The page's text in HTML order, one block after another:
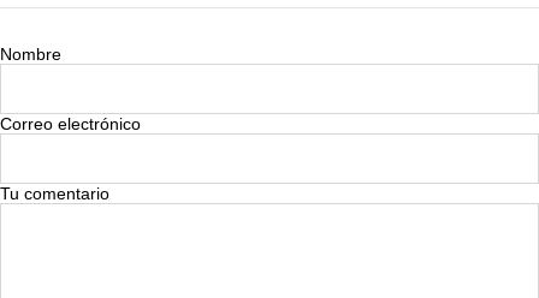
Nombre
Correo electrónico
Tu comentario